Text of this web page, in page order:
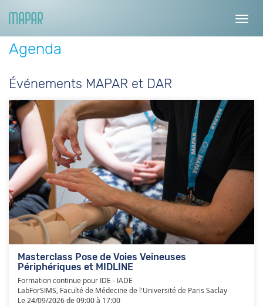
Agenda
Événements MAPAR et DAR
Masterclass Pose de Voies Veineuses
Périphériques et MIDLINE
Formation continue pour IDE - IADE
LabForSIMS, Faculté de Médecine de l'Université de Paris Saclay
Le 24/09/2026 de 09:00 à 17:00